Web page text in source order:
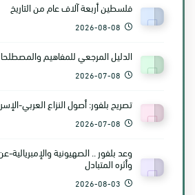
فلسطين أربعة آلاف عام من التاريخ
2026-08-08
الدليل المرجعي للمفاهيم
2026-07-08
تصريح بلفور: أصول النزاع العربي-
2026-07-08
وعد بلفور .. الصهيونية
وأثره المتبادل
2026-08-03